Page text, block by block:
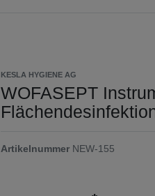
KESLA HYGIENE AG
WOFASEPT
Artikelnummer NEW-155